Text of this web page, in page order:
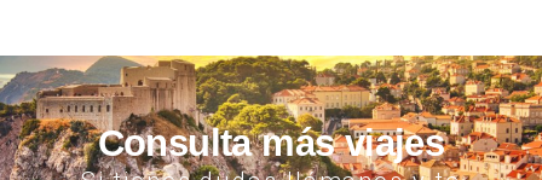
Consulta más viajes